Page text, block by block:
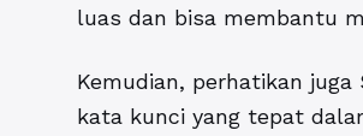
luas dan bisa membantu
Kemudian, perhatikan juga
kata kunci yang tepat